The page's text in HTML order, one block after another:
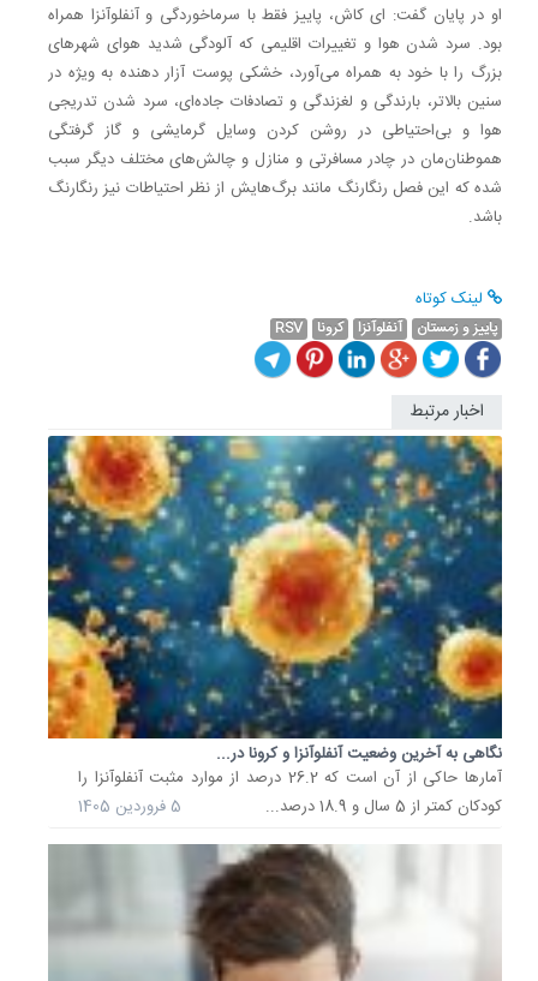
او در پایان گفت: ای کاش، پاییز فقط با سرماخوردگی و آنفلوآنزا همراه
بود. سرد شدن هوا و تغییرات اقلیمی که آلودگی شدید هوای شهرهای
بزرگ را با خود به همراه می‌آورد، خشکی پوست آزار دهنده به ویژه در
سنین بالاتر، بارندگی و لغزندگی و تصادفات جاده‌ای، سرد شدن تدریجی
هوا و بی‌احتیاطی در روشن کردن وسایل گرمایشی و گاز گرفتگی
هموطنان‌مان در چادر مسافرتی و منازل و چالش‌های مختلف دیگر سبب
شده که این فصل رنگارنگ مانند برگ‌هایش از نظر احتیاطات نیز رنگارنگ
باشد.
لینک کوتاه
پاییز و زمستان آنفلوآنزا کرونا RSV
اخبار مرتبط
نگاهی به آخرین وضعیت آنفلوآنزا و کرونا در...
آمارها حاکی از آن است که 26.2 درصد از موارد مثبت آنفلوآنزا را
کودکان کمتر از 5 سال و 18.9 درصد...
5 فروردین 1405